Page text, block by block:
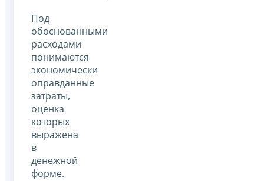
Под
обоснованными
расходами
понимаются
экономически
оправданные
затраты,
оценка
которых
выражена
в
денежной
форме.